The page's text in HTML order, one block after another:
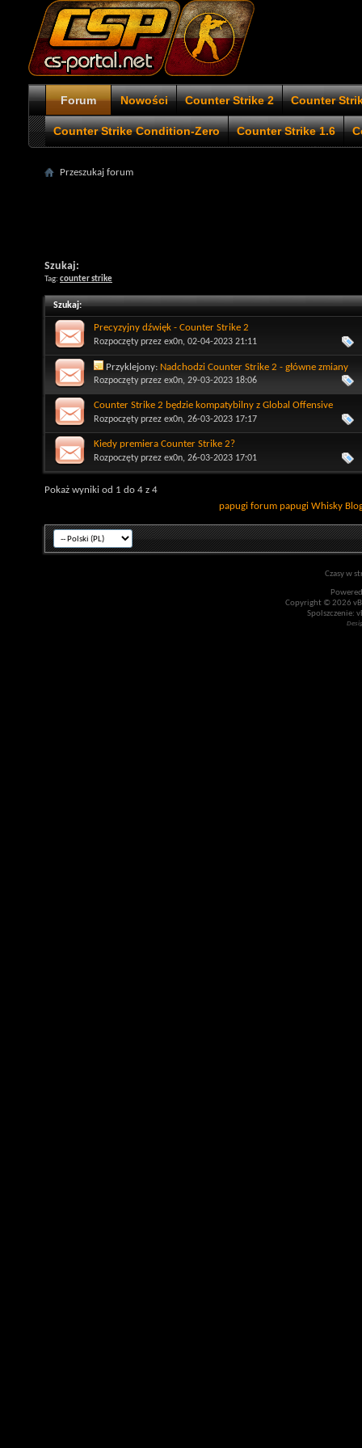
Forum Nowości Counter Strike 2 Counter
Counter Strike Condition-Zero Counter Strike 1.6
Przeszukaj forum
Szukaj:
Tag: counter strike
Szukaj:
Precyzyjny dźwięk - Counter Strike 2
Rozpoczęty przez ex0n, 02-04-2023 21:11
Przyklejony: Nadchodzi Counter Strike 2 - główne zmiany
Rozpoczęty przez ex0n, 29-03-2023 18:06
Counter Strike 2 będzie kompatybilny z Global Offensive
Rozpoczęty przez ex0n, 26-03-2023 17:17
Kiedy premiera Counter Strike 2?
Rozpoczęty przez ex0n, 26-03-2023 17:01
Pokaż wyniki od 1 do 4 z 4
papugi forum papugi Whisky
Czasy w
Copyright © 2026
Spolszczenie: